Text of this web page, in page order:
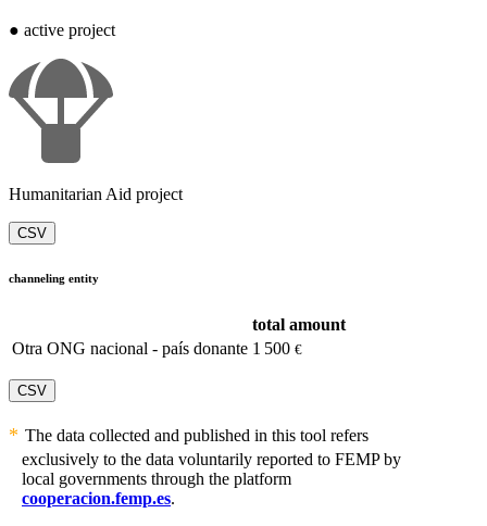
● active project
Humanitarian Aid project
CSV
channeling entity
total amount
Otra ONG nacional - país donante 1 500 €
CSV
The data collected and published in this tool refers
exclusively to the data voluntarily reported to FEMP by
local governments through the platform
cooperacion.femp.es.